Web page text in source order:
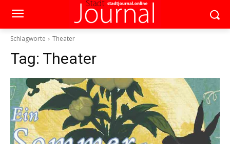
Schlagworte Theater
Tag: Theater